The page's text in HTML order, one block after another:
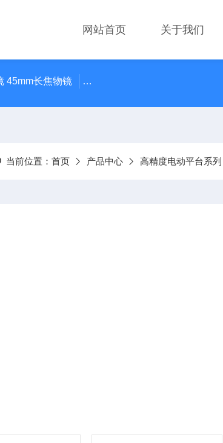
网站首页 关于我们
45mm长焦物镜 LMPLN-IR/LCPLN-IR奥林巴
当前位置： 首页 产品中心 高精度电动平台系列